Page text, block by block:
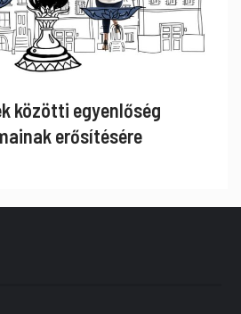
közötti egyenlőség
erősítésére